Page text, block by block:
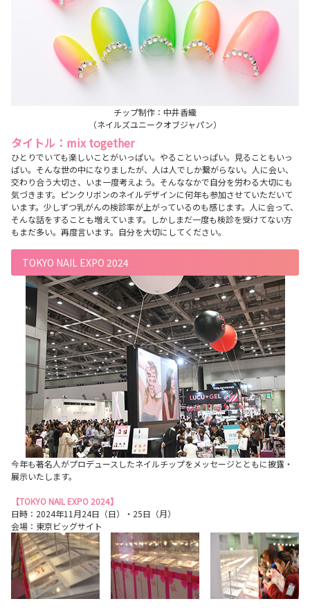
チップ制作：中井香織
（ネイルズユニークオブジャパン）
タイトル：mix together
ひとりでいても楽しいことがいっぱい。やることいっぱい。見ることもいっ
ぱい。そんな世の中になりましたが、人は人でしか繋がらない。人に会い、
交わり合う大切さ、いま一度考えよう。そんななかで自分を労わる大切にも
気づきます。ピンクリボンのネイルデザインに何年も参加させていただいて
います。少しずつ乳がんの検診率が上がっているのも感じます。人に会って、
そんな話をすることも増えています。しかしまだ一度も検診を受けてない方
もまだ多い。再度言います。自分を大切にしてください。
TOKYO NAIL EXPO 2024
今年も著名人がプロデュースしたネイルチップをメッセージとともに披露・
展示いたします。
【TOKYO NAIL EXPO 2024】
日時：2024年11月24日（日）・25日（月）
会場：東京ビッグサイト